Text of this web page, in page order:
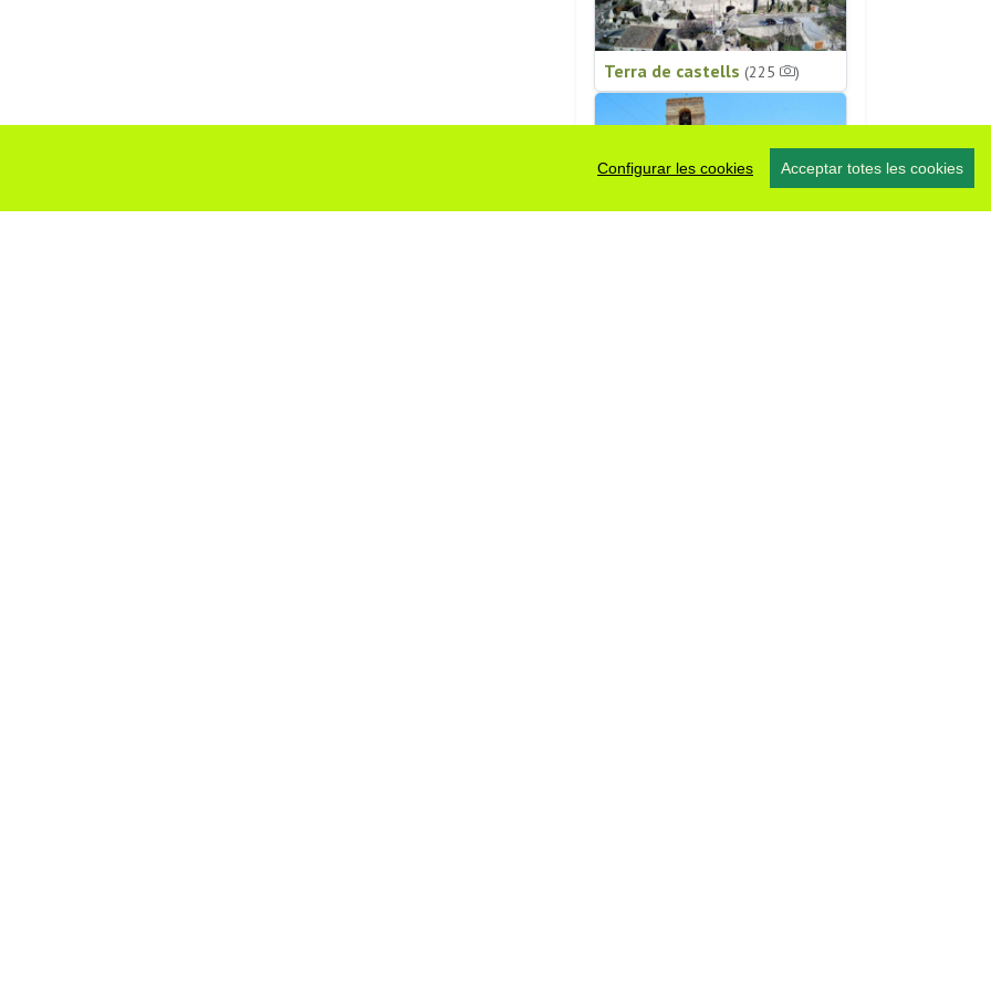
Configurar les cookies Acceptar totes les cookies
Terra de castells (225 )